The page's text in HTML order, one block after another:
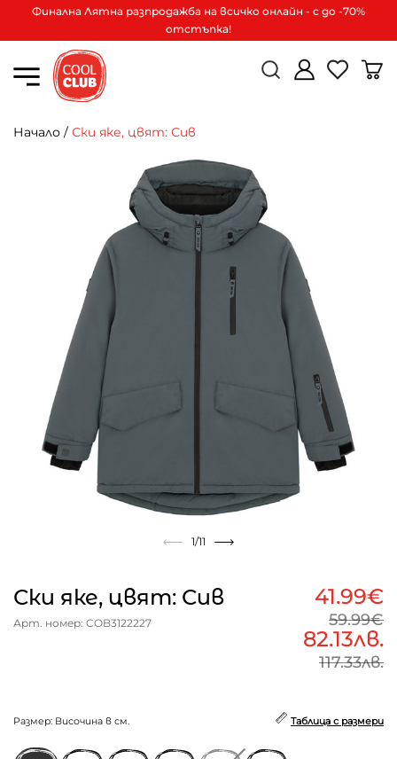
Финална Лятна разпродажба на всичко онлайн - с до -70%
отстъпка!
Начало / Ски яке, цвят: Сив
1/11
Ски яке, цвят: Сив
Арт. номер: COB3122227
41.99€
59.99€
82.13лв.
117.33лв.
Размер: Височина в см. Таблица с размери